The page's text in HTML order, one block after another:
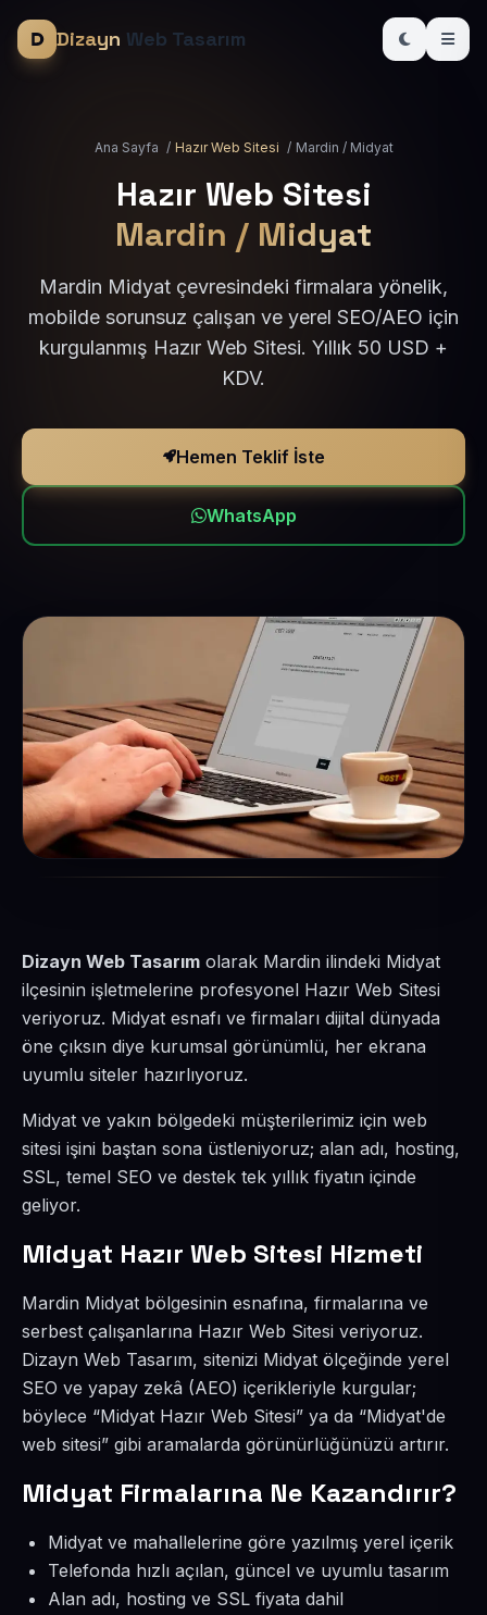
Dizayn Web Tasarım
Ana Sayfa / Hazır Web Sitesi / Mardin / Midyat
Hazır Web Sitesi
Mardin / Midyat
Mardin Midyat çevresindeki firmalara yönelik,
mobilde sorunsuz çalışan ve yerel SEO/AEO için
kurgulanmış Hazır Web Sitesi. Yıllık 50 USD +
KDV.
Hemen Teklif İste
WhatsApp
Dizayn Web Tasarım olarak Mardin ilindeki Midyat
ilçesinin işletmelerine profesyonel Hazır Web Sitesi
veriyoruz. Midyat esnafı ve firmaları dijital dünyada
öne çıksın diye kurumsal görünümlü, her ekrana
uyumlu siteler hazırlıyoruz.
Midyat ve yakın bölgedeki müşterilerimiz için web
sitesi işini baştan sona üstleniyoruz; alan adı, hosting,
SSL, temel SEO ve destek tek yıllık fiyatın içinde
geliyor.
Midyat Hazır Web Sitesi Hizmeti
Mardin Midyat bölgesinin esnafına, firmalarına ve
serbest çalışanlarına Hazır Web Sitesi veriyoruz.
Dizayn Web Tasarım, sitenizi Midyat ölçeğinde yerel
SEO ve yapay zekâ (AEO) içerikleriyle kurgular;
böylece “Midyat Hazır Web Sitesi” ya da “Midyat'de
web sitesi” gibi aramalarda görünürlüğünüzü artırır.
Midyat Firmalarına Ne Kazandırır?
Midyat ve mahallelerine göre yazılmış yerel içerik
Telefonda hızlı açılan, güncel ve uyumlu tasarım
Alan adı, hosting ve SSL fiyata dahil